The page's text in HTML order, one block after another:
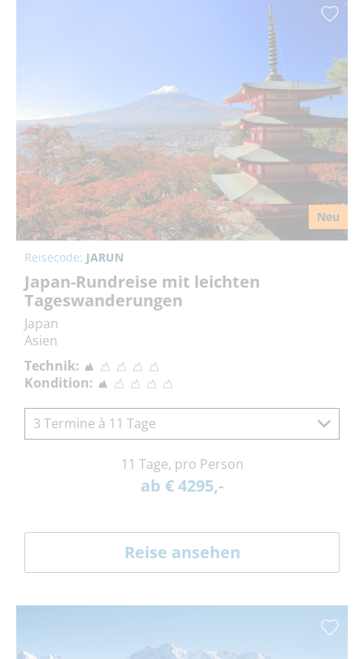
Neu
Reisecode: JARUN
Japan-Rundreise mit leichten
Tageswanderungen
Japan
Asien
Technik:
Kondition:
3 Termine à 11 Tage
11 Tage, pro Person
ab € 4295,-
Reise ansehen